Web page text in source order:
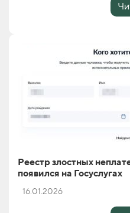
Реестр злостных
появился на Госуслугах
16.01.2026